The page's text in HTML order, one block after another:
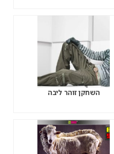
השחקן זוהר ליבה